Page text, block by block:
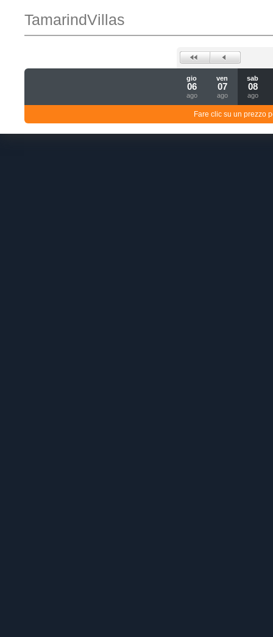
TamarindVillas
gio
06
ago
ven
07
ago
sab
08
ago
Fare clic su un prezzo